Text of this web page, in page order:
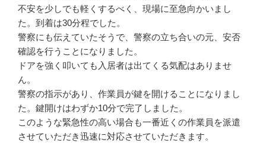
不安を少しでも軽くするべく、現場に至急向かいまし
た。到着は30分程でした。
警察にも伝えていたそうで、警察の立ち合いの元、安否
確認を行うことになりました。
ドアを強く叩いても入居者は出てくる気配はありませ
ん。
警察の指示があり、作業員が鍵を開けることになりまし
た。鍵開けはわずか10分で完了しました。
このような緊急性の高い場合も一番近くの作業員を派遣
させていただき迅速に対応させていただきます。